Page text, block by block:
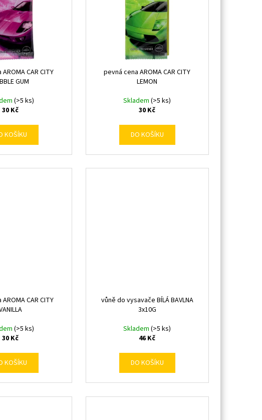
CAR CITY
GUM
(>5 ks)
30 Kč
KOŠÍKU
pevná cena AROMA CAR CITY
LEMON
Skladem(>5 ks)
30 Kč
DO KOŠÍKU
CAR CITY
(>5 ks)
30 Kč
KOŠÍKU
vůně do vysavače BÍLÁ BAVLNA
3x10G
Skladem(>5 ks)
46 Kč
DO KOŠÍKU